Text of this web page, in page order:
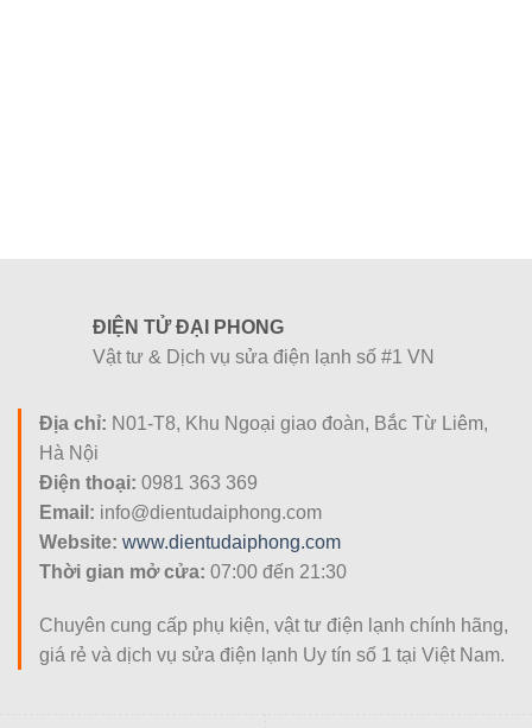
ĐIỆN TỬ ĐẠI PHONG
Vật tư & Dịch vụ sửa điện lạnh số #1 VN
Địa chỉ: N01-T8, Khu Ngoại giao đoàn, Bắc Từ Liêm,
Hà Nội
Điện thoại: 0981 363 369
Email: info@dientudaiphong.com
Website: www.dientudaiphong.com
Thời gian mở cửa: 07:00 đến 21:30
Chuyên cung cấp phụ kiện, vật tư điện lạnh chính hãng,
giá rẻ và dịch vụ sửa điện lạnh Uy tín số 1 tại Việt Nam.